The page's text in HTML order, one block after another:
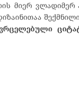
მიერ ვლადიმერ